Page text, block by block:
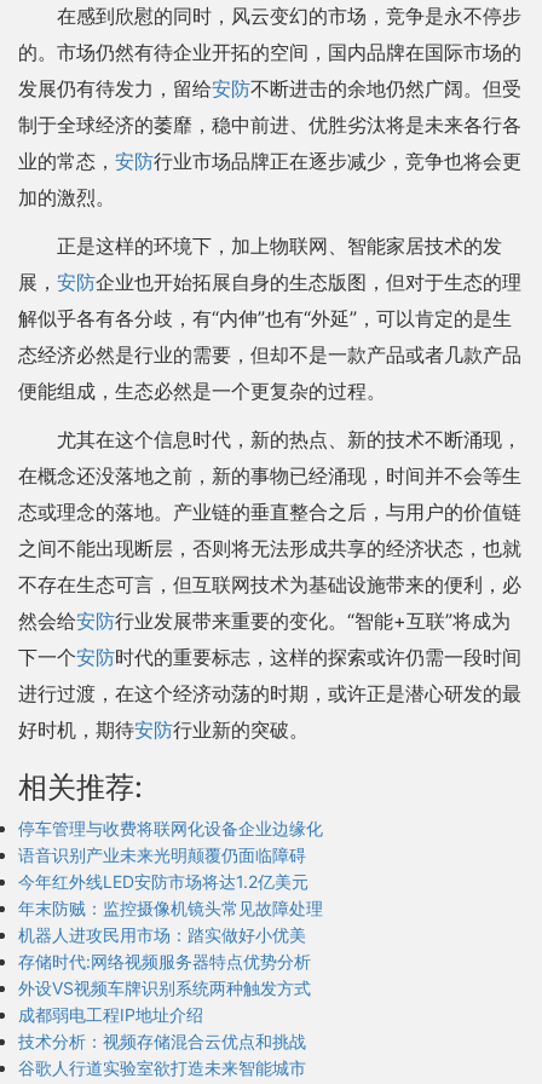
在感到欣慰的同时，风云变幻的市场，竞争是永不停步
的。市场仍然有待企业开拓的空间，国内品牌在国际市场的
发展仍有待发力，留给安防不断进击的余地仍然广阔。但受
制于全球经济的萎靡，稳中前进、优胜劣汰将是未来各行各
业的常态， 安防行业市场品牌正在逐步减少，竞争也将会更
加的激烈。
正是这样的环境下，加上物联网、智能家居技术的发
展， 安防企业也开始拓展自身的生态版图，但对于生态的理
解似乎各有各分歧，有“内伸”也有“外延”，可以肯定的是生
态经济必然是行业的需要，但却不是一款产品或者几款产品
便能组成，生态必然是一个更复杂的过程。
尤其在这个信息时代，新的热点、新的技术不断涌现，
在概念还没落地之前，新的事物已经涌现，时间并不会等生
态或理念的落地。产业链的垂直整合之后，与用户的价值链
之间不能出现断层，否则将无法形成共享的经济状态，也就
不存在生态可言，但互联网技术为基础设施带来的便利，必
然会给安防行业发展带来重要的变化。“智能+互联”将成为
下一个安防时代的重要标志，这样的探索或许仍需一段时间
进行过渡，在这个经济动荡的时期，或许正是潜心研发的最
好时机，期待安防行业新的突破。
相关推荐:
停车管理与收费将联网化设备企业边缘化
语音识别产业未来光明颠覆仍面临障碍
今年红外线LED安防市场将达1.2亿美元
年末防贼：监控摄像机镜头常见故障处理
机器人进攻民用市场：踏实做好小优美
存储时代:网络视频服务器特点优势分析
外设VS视频车牌识别系统两种触发方式
成都弱电工程IP地址介绍
技术分析：视频存储混合云优点和挑战
谷歌人行道实验室欲打造未来智能城市